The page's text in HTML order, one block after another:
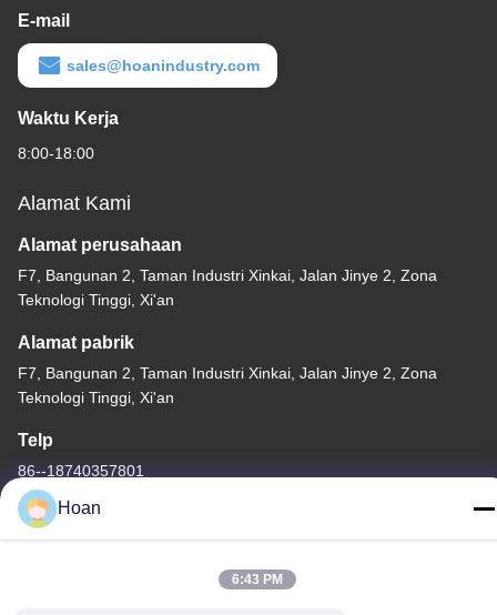
E-mail
sales@hoanindustry.com
Waktu Kerja
8:00-18:00
Alamat Kami
Alamat perusahaan
F7, Bangunan 2, Taman Industri Xinkai, Jalan Jinye 2, Zona
Teknologi Tinggi, Xi'an
Alamat pabrik
F7, Bangunan 2, Taman Industri Xinkai, Jalan Jinye 2, Zona
Teknologi Tinggi, Xi'an
Telp
86--18740357801
Hoan
6:43 PM